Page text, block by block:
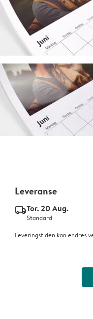
Leveranse
delivery_standard_v2Tor. 20 Aug.
Standard
Leveringstiden kan endres